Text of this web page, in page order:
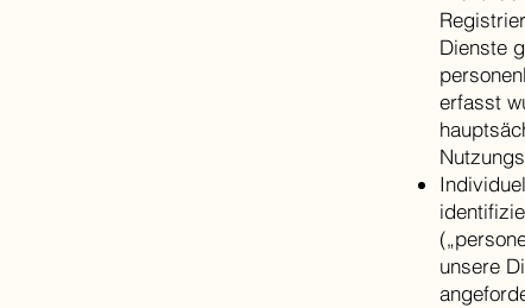
Dienste
erfasst
unsere